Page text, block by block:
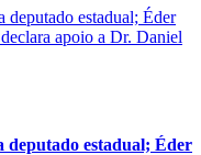
deputado estadual; Éder